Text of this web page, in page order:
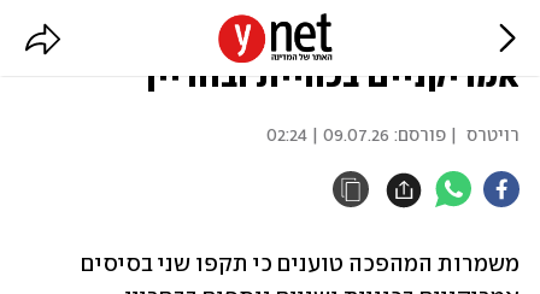
משמרות המהפכה: תקפנו בסיסים
אמריקניים בכוויית ובחריין
רויטרס | פורסם: 09.07.26 | 02:24